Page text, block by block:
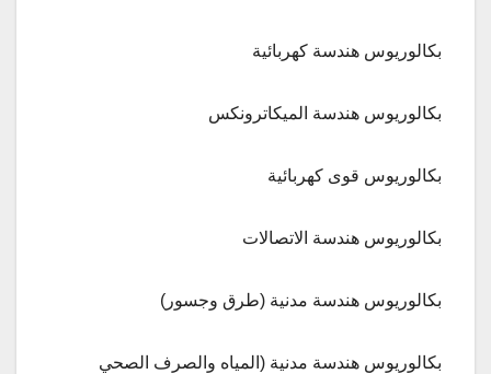
بكالوريوس هندسة كهربائية
بكالوريوس هندسة الميكاترونكس
بكالوريوس قوى كهربائية
بكالوريوس هندسة الاتصالات
بكالوريوس هندسة مدنية (طرق وجسور)
بكالوريوس هندسة مدنية (المياه والصرف الصحي